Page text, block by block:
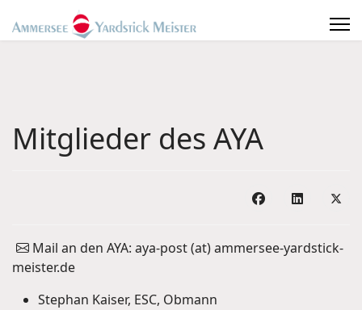
Mitglieder des AYA
Mail an den AYA: aya-post (at) ammersee-yardstick-
meister.de
Stephan Kaiser, ESC, Obmann